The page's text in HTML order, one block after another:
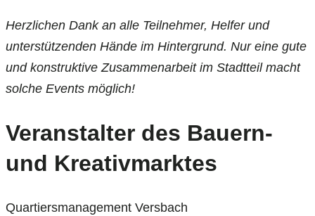
Herzlichen Dank an alle Teilnehmer, Helfer und
unterstützenden Hände im Hintergrund. Nur eine gute
und konstruktive Zusammenarbeit im Stadtteil macht
solche Events möglich!
Veranstalter des Bauern-
und Kreativmarktes
Quartiersmanagement Versbach